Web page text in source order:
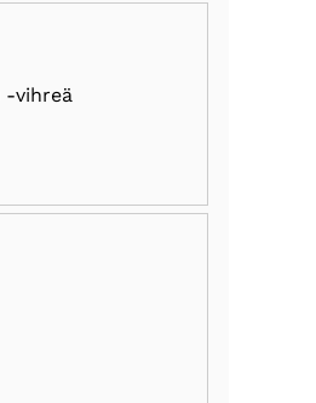
-vihreä